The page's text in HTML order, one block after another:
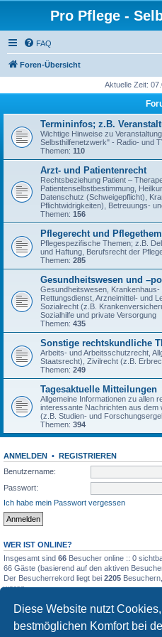
Diese Website nutzt
bestmöglichen Komfort bei
Pro Pflege -
FAQ
Foren-Übersicht
Aktuelle Zeit:
Termininfos; z.B.
Wichtige Hinweise zu
Selbsthilfenetzwerk" - Radio- und
Themen: 110
Arzt- und Patientenrecht
Rechtsbeziehung Patient –
Patientenselbstbestimmung,
Datenschutz (Schweigepflicht),
Pflichtwidrigkeiten), Betreuungs-
Themen: 156
Pflegerecht und
Pflegespezifische Themen; z.B.
und Haftung, Berufsrecht der
Themen: 285
Gesundheitswesen und
Gesundheitswesen,
Rettungsdienst, Arzneimittel- und
Sozialrecht (z.B.
Sozialhilfe und private Versorgung
Themen: 435
Sonstige rechtskundliche
Arbeits- und Arbeitsschutzrecht,
Staatsrecht), Zivilrecht (z.B.
Themen: 249
Tagesaktuelle Mitteilungen
Allgemeine Informationen zu allen
interessante Nachrichten aus dem
(z.B. Studien- und
Themen: 394
ANMELDEN • REGISTRIEREN
Benutzername:
Passwort:
Ich habe mein Passwort vergessen
WER IST ONLINE?
Insgesamt sind 66 Besucher online :: 0
66 Gäste (basierend auf den aktiven
Der Besucherrekord liegt bei 2205
waren.
STATISTIK
Beiträge insgesamt5011 • Themen insgesamt
neuestes Mitglied: